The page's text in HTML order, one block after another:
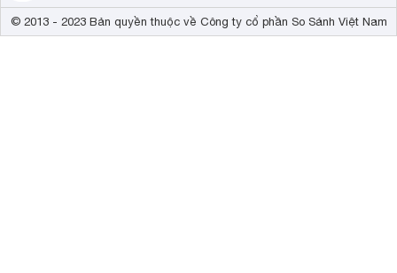
© 2013 - 2023 Bản quyền thuộc về Công ty cổ phần So Sánh Việt Nam